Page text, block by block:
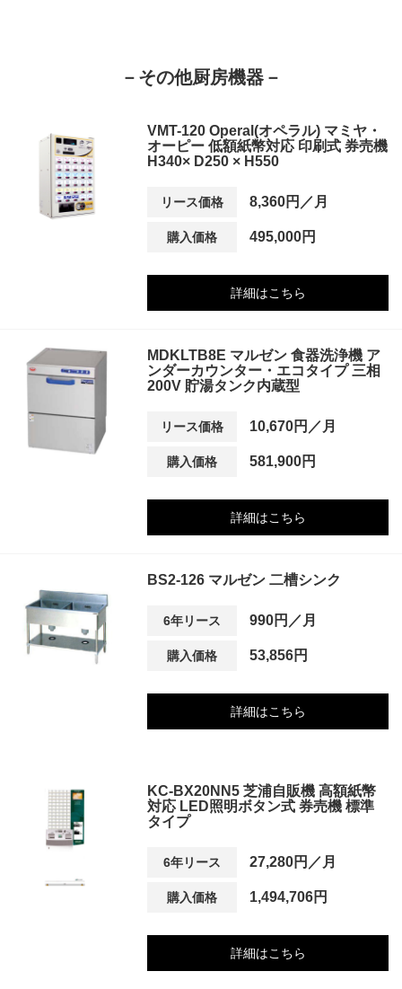
－その他厨房機器－
VMT-120 Operal(オペラル) マミヤ・
オーピー 低額紙幣対応 印刷式 券売機
H340× D250 × H550
リース価格 8,360円／月
購入価格 495,000円
詳細はこちら
MDKLTB8E マルゼン 食器洗浄機 ア
ンダーカウンター・エコタイプ 三相
200V 貯湯タンク内蔵型
リース価格 10,670円／月
購入価格 581,900円
詳細はこちら
BS2-126 マルゼン 二槽シンク
6年リース 990円／月
購入価格 53,856円
詳細はこちら
KC-BX20NN5 芝浦自販機 高額紙幣
対応 LED照明ボタン式 券売機 標準
タイプ
6年リース 27,280円／月
購入価格 1,494,706円
詳細はこちら